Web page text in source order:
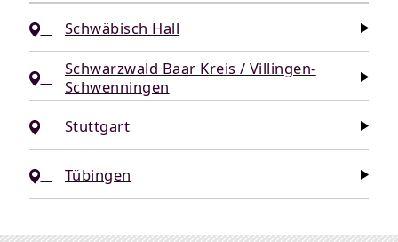
Schwäbisch Hall
Schwarzwald Baar Kreis / Villingen-
Schwenningen
Stuttgart
Tübingen